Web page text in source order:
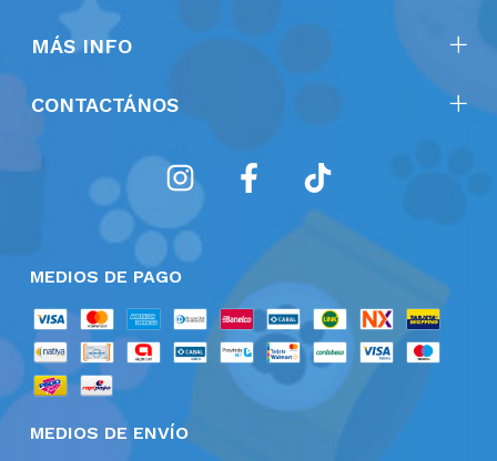
MÁS INFO
CONTACTÁNOS
MEDIOS DE PAGO
MEDIOS DE ENVÍO